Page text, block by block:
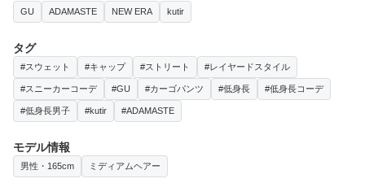
GU ADAMASTE NEW ERA kutir
タグ
#スウェット #キャップ #ストリート #レイヤードスタイル
#スニーカーコーデ #GU #カーゴパンツ #低身長 #低身長コーデ
#低身長男子 #kutir #ADAMASTE
モデル情報
男性・165cm ミディアムヘアー